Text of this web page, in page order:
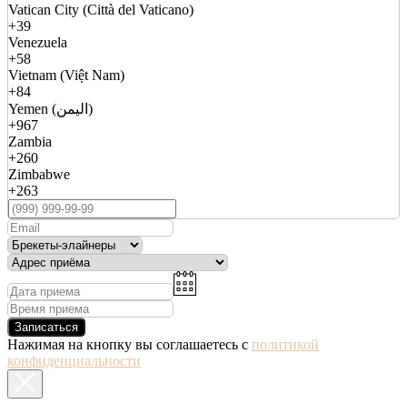
Vatican City (Città del Vaticano)
+39
Venezuela
+58
Vietnam (Việt Nam)
+84
Yemen (اليمن)
+967
Zambia
+260
Zimbabwe
+263
Записаться
Нажимая на кнопку вы соглашаетесь с политикой
конфиденциальности